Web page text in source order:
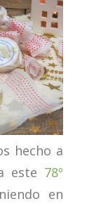
hecho a
este 78º
en